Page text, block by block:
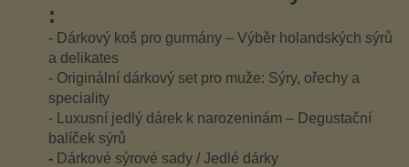
:
- Dárkový koš pro gurmány – Výběr holandských sýrů
a delikates
- Originální dárkový set pro muže: Sýry, ořechy a
speciality
- Luxusní jedlý dárek k narozeninám – Degustační
balíček sýrů
- Dárkové sýrové sady / Jedlé dárky